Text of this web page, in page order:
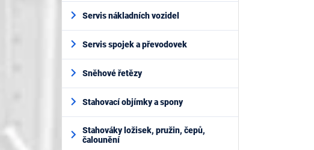
Servis nákladních vozidel
Servis spojek a převodovek
Sněhové řetězy
Stahovací objímky a spony
Stahováky ložisek, pružin, čepů,
čalounění